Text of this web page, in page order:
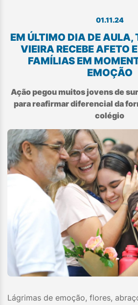
01.11.24
EM ÚLTIMO DIA DE AULA,
VIEIRA RECEBE AFETO
FAMÍLIAS EM
EMOÇÃO
Ação pegou muitos jovens de
para reafirmar diferencial da
colégio
Lágrimas de emoção, flores,